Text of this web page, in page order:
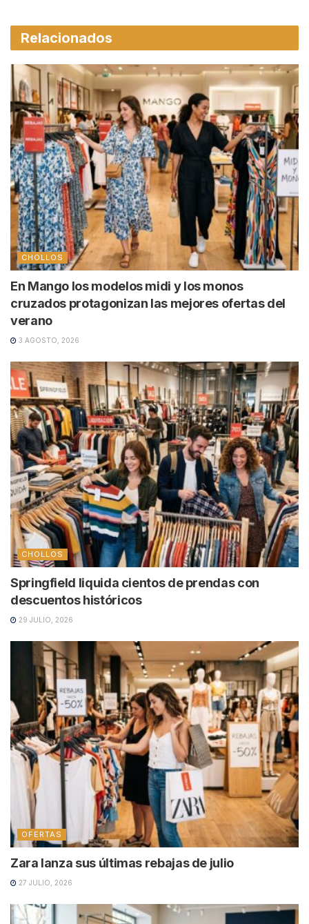
Relacionados
CHOLLOS
En Mango los modelos midi y los monos
cruzados protagonizan las mejores ofertas del
verano
3 AGOSTO, 2026
CHOLLOS
Springfield liquida cientos de prendas con
descuentos históricos
29 JULIO, 2026
OFERTAS
Zara lanza sus últimas rebajas de julio
27 JULIO, 2026